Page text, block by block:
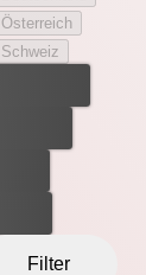
Österreich
Schweiz
Filter